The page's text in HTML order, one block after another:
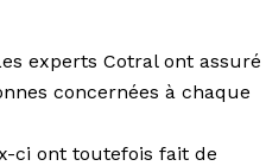
experts Cotral ont
concernées à chaque
ci ont toutefois fait de